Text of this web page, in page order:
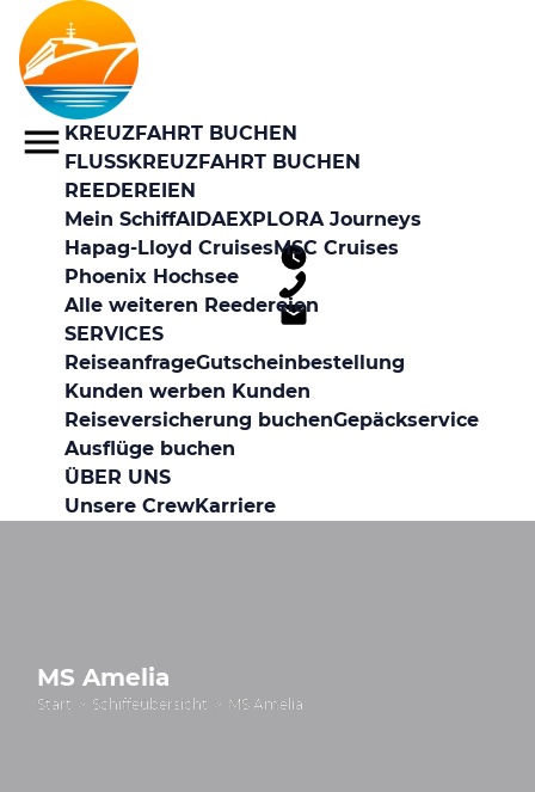
KREUZFAHRT BUCHEN
FLUSSKREUZFAHRT BUCHEN
REEDEREIEN
Mein SchiffAIDAEXPLORA Journeys
Hapag-Lloyd CruisesMSC Cruises
Phoenix Hochsee
Alle weiteren Reedereien
SERVICES
ReiseanfrageGutscheinbestellung
Kunden werben Kunden
Reiseversicherung buchenGepäckservice
Ausflüge buchen
ÜBER UNS
Unsere CrewKarriere
MS Amelia
Start Schiffeübersicht MS Amelia